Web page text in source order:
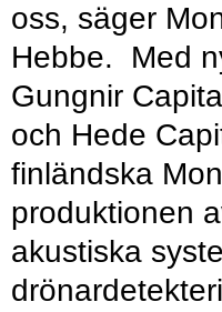
oss, säger
Hebbe. Med
Gungnir
och Hede
finländska
produktionen
akustiska